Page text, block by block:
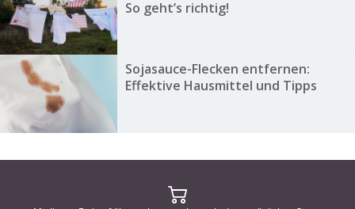
So geht’s richtig!
Sojasauce-Flecken entfernen:
Effektive Hausmittel und Tipps